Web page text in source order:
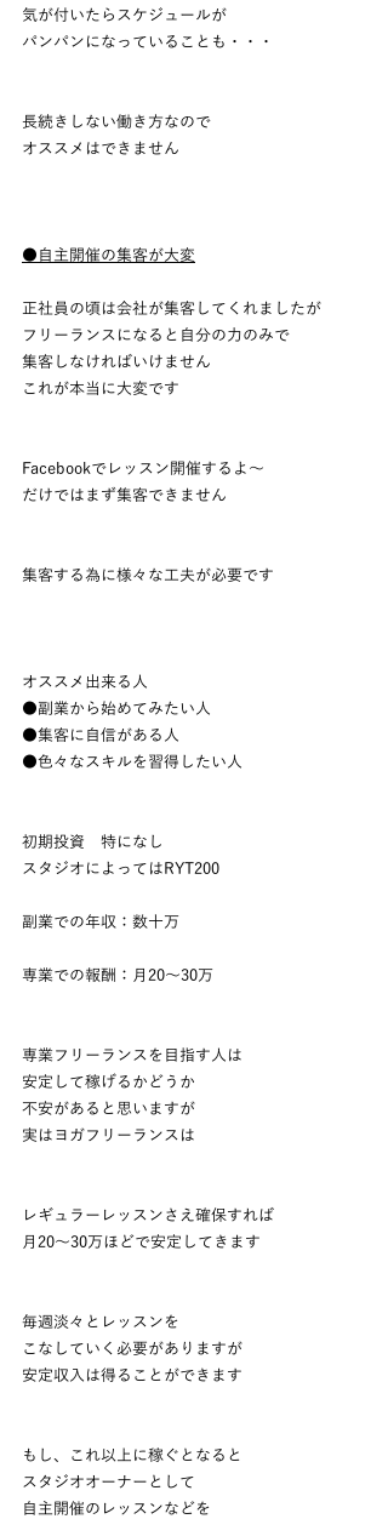
気が付いたらスケジュールが
パンパンになっていることも・・・
長続きしない働き方なので
オススメはできません
●自主開催の集客が大変
正社員の頃は会社が集客してくれましたが
フリーランスになると自分の力のみで
集客しなければいけません
これが本当に大変です
Facebookでレッスン開催するよ～
だけではまず集客できません
集客する為に様々な工夫が必要です
オススメ出来る人
●副業から始めてみたい人
●集客に自信がある人
●色々なスキルを習得したい人
初期投資　特になし
スタジオによってはRYT200
副業での年収：数十万
専業での報酬：月20～30万
専業フリーランスを目指す人は
安定して稼げるかどうか
不安があると思いますが
実はヨガフリーランスは
レギュラーレッスンさえ確保すれば
月20～30万ほどで安定してきます
毎週淡々とレッスンを
こなしていく必要がありますが
安定収入は得ることができます
もし、これ以上に稼ぐとなると
スタジオオーナーとして
自主開催のレッスンなどを